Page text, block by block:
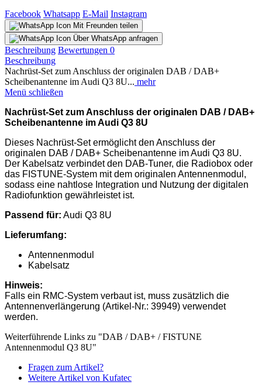
Facebook Whatsapp E-Mail Instagram
Mit Freunden teilen
Über WhatsApp anfragen
Beschreibung Bewertungen 0
Beschreibung
Nachrüst-Set zum Anschluss der originalen DAB / DAB+
Scheibenantenne im Audi Q3 8U... mehr
Menü schließen
Nachrüst-Set zum Anschluss der originalen DAB / DAB+
Scheibenantenne im Audi Q3 8U
Dieses Nachrüst-Set ermöglicht den Anschluss der
originalen DAB / DAB+ Scheibenantenne im Audi Q3 8U.
Der Kabelsatz verbindet den DAB-Tuner, die Radiobox oder
das FISTUNE-System mit dem originalen Antennenmodul,
sodass eine nahtlose Integration und Nutzung der digitalen
Radiofunktion gewährleistet ist.
Passend für: Audi Q3 8U
Lieferumfang:
Antennenmodul
Kabelsatz
Hinweis:
Falls ein RMC-System verbaut ist, muss zusätzlich die
Antennenverlängerung (Artikel-Nr.: 39949) verwendet
werden.
Weiterführende Links zu "DAB / DAB+ / FISTUNE
Antennenmodul Q3 8U"
Fragen zum Artikel?
Weitere Artikel von Kufatec